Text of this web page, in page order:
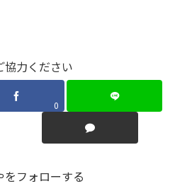
協力ください
0
をフォローする